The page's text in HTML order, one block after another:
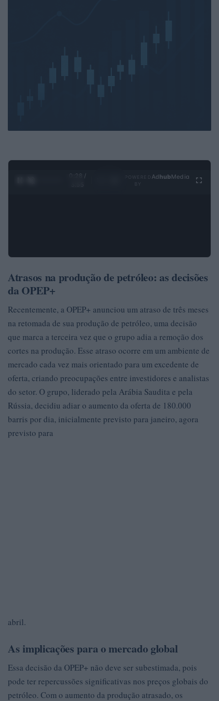
0:29 /
Ad hubMedia
Atrasos na produção de petróleo: as decisões
da OPEP+
Recentemente, a OPEP+ anunciou um atraso de três meses
na retomada de sua produção de petróleo, uma decisão
que marca a terceira vez que o grupo adia a remoção dos
cortes na produção. Esse atraso ocorre em um ambiente de
mercado cada vez mais orientado para um excedente de
oferta, criando preocupações entre investidores e analistas
do setor. O grupo, liderado pela Arábia Saudita e pela
Rússia, decidiu adiar o aumento da oferta de 180.000
barris por dia, inicialmente previsto para janeiro, agora
previsto para
abril.
As implicações para o mercado global
Essa decisão da OPEP+ não deve ser subestimada, pois
pode ter repercussões significativas nos preços globais do
petróleo. Com o aumento da produção atrasado, os